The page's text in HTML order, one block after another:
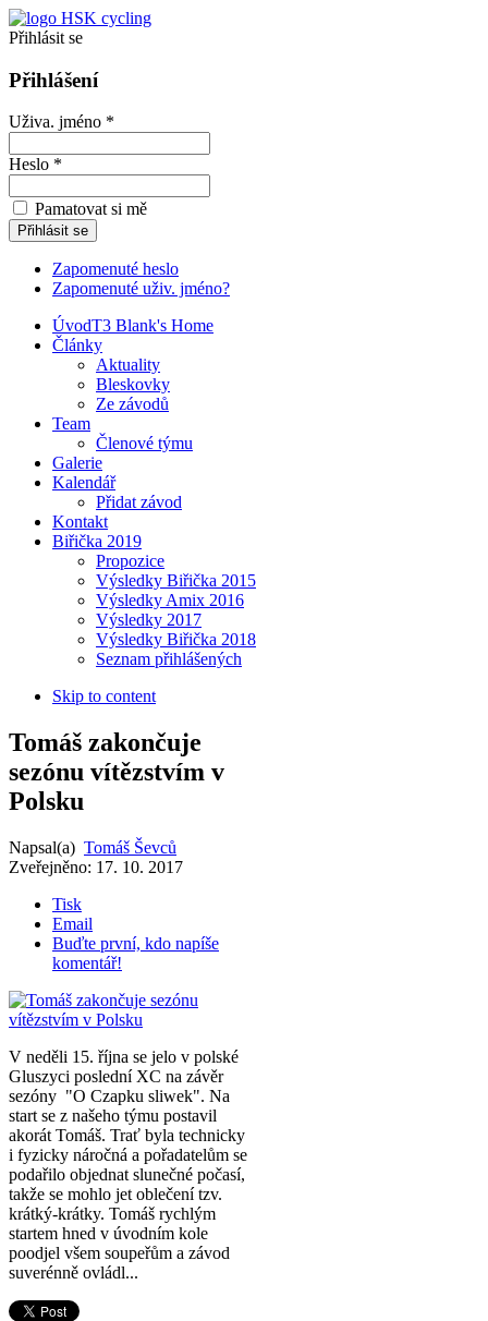
Přihlásit se
Přihlášení
Uživa. jméno *
Heslo *
Pamatovat si mě
Zapomenuté heslo
Zapomenuté uživ. jméno?
ÚvodT3 Blank's Home
Články
Aktuality
Bleskovky
Ze závodů
Team
Členové týmu
Galerie
Kalendář
Přidat závod
Kontakt
Biřička 2019
Propozice
Výsledky Biřička 2015
Výsledky Amix 2016
Výsledky 2017
Výsledky Biřička 2018
Seznam přihlášených
Skip to content
Tomáš zakončuje
sezónu vítězstvím v
Polsku
Napsal(a) Tomáš Ševců
Zveřejněno: 17. 10. 2017
Tisk
Email
Buďte první, kdo napíše
komentář!
V neděli 15. října se jelo v polské
Gluszyci poslední XC na závěr
sezóny "O Czapku sliwek". Na
start se z našeho týmu postavil
akorát Tomáš. Trať byla technicky
i fyzicky náročná a pořadatelům se
podařilo objednat slunečné počasí,
takže se mohlo jet oblečení tzv.
krátký-krátky. Tomáš rychlým
startem hned v úvodním kole
poodjel všem soupeřům a závod
suverénně ovládl...